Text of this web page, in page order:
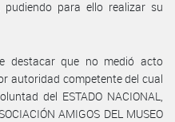
para ello realizar su
destacar que no medió acto
autoridad competente del cual
del ESTADO NACIONAL,
AMIGOS DEL MUSEO